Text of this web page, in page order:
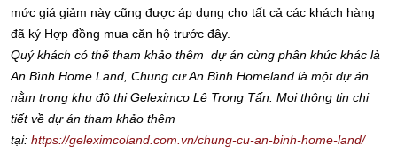
mức giá giảm này cũng được áp dụng cho tất cả các khách hàng
đã ký Hợp đồng mua căn hộ trước đây.
Quý khách có thể tham khảo thêm dự án cùng phân khúc khác là
An Bình Home Land, Chung cư An Bình Homeland là một dự án
nằm trong khu đô thị Geleximco Lê Trọng Tấn. Mọi thông tin chi
tiết về dự án tham khảo thêm
tại:https://geleximcoland.com.vn/chung-cu-an-binh-home-land/